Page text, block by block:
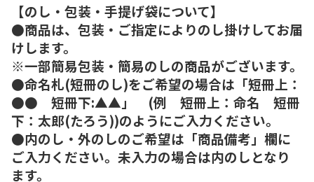
【のし・包装・手提げ袋について】
●商品は、包装・ご指定によりのし掛けしてお届
けします。
※一部簡易包装・簡易のしの商品がございます。
●命名札(短冊のし)をご希望の場合は「短冊上：
●● 短冊下:▲▲」 (例 短冊上：命名 短冊
下：太郎(たろう))のようにご入力ください。
●内のし・外のしのご希望は「商品備考」欄に
ご入力ください。未入力の場合は内のしとなり
ます。